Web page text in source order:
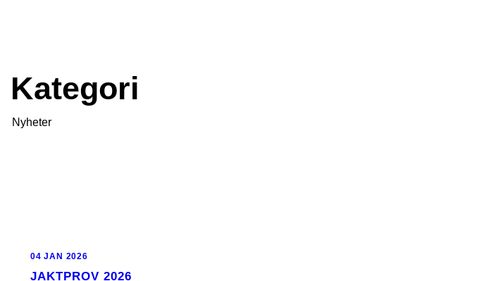
Kategori
Nyheter
04 JAN 2026
JAKTPROV 2026